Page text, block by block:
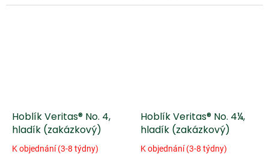
Hoblík Veritas® No. 4,
hladík (zakázkový)
K objednání (3-8 týdny)
Hoblík Veritas® No. 4¼,
hladík (zakázkový)
K objednání (3-8 týdny)